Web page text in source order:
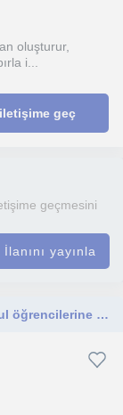
oluşturur,
i...
geç
geçmesini
İlanını yayınla
Sabırlı, ilgili ve iletişimi güçlü biriyim. İlkokul öğrencilerine ödev ve konu tekrarı desteği verebilirim.